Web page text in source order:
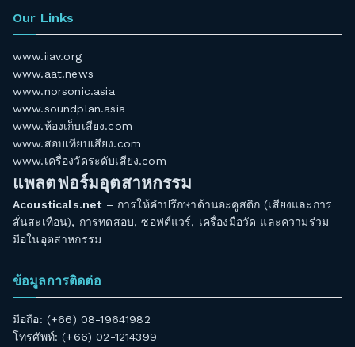
Our Links
www.iiav.org
www.aat.news
www.norsonic.asia
www.soundplan.asia
www.ห้องเก็บเสียง.com
www.สอบเทียบเสียง.com
www.เครื่องวัดระดับเสียง.com
แพลตฟอร์มอุตสาหกรรม
Acousticals.net– การให้คำปรึกษาด้านอะคูสติก (เสียงและการ
สั่นสะเทือน), การทดสอบ, ซอฟต์แวร์, เครื่องมือวัด และความร่วม
มือในอุตสาหกรรม
ข้อมูลการติดต่อ
มือถือ: (+66) 08-19641982
โทรศัพท์: (+66) 02-1214399